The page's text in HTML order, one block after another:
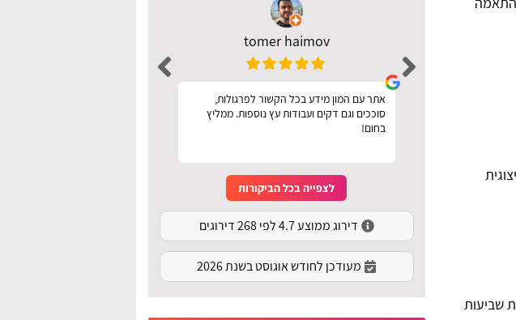
שביעות
tomer haimov
אתר עם המון מידע בכל הקשור לפרגולות,
סוככים וגם דקים ועבודות עץ נוספות. ממליץ
בחום!
שלהם.
לצפייה בכל הביקורות
דירוג ממוצע 4.7 לפי 268 דירוגים
מעודכן לחודש אוגוסט בשנת 2026